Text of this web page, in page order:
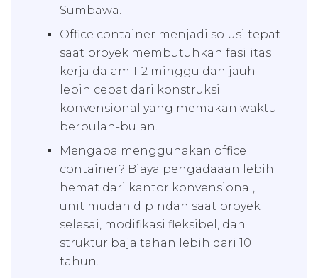
Sumbawa.
Office container menjadi solusi tepat
saat proyek membutuhkan fasilitas
kerja dalam 1-2 minggu dan jauh
lebih cepat dari konstruksi
konvensional yang memakan waktu
berbulan-bulan.
Mengapa menggunakan office
container? Biaya pengadaaan lebih
hemat dari kantor konvensional,
unit mudah dipindah saat proyek
selesai, modifikasi fleksibel, dan
struktur baja tahan lebih dari 10
tahun.